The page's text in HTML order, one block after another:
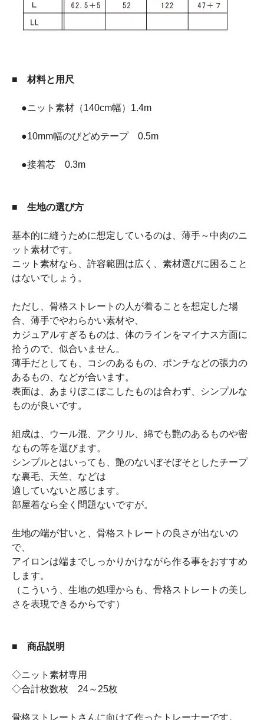
■ 材料と用尺
●ニット素材（140cm幅）1.4m
●10mm幅のびどめテープ 0.5m
●接着芯 0.3m
■ 生地の選び方
基本的に縫うために想定しているのは、薄手～中肉のニ
ット素材です。
ニット素材なら、許容範囲は広く、素材選びに困ること
はないでしょう。
ただし、骨格ストレートの人が着ることを想定した場
合、薄手でやわらかい素材や、
カジュアルすぎるものは、体のラインをマイナス方面に
拾うので、似合いません。
薄手だとしても、コシのあるもの、ポンチなどの張力の
あるもの、などが合います。
表面は、あまりぼこぼこしたものは合わず、シンプルな
ものが良いです。
組成は、ウール混、アクリル、綿でも艶のあるものや密
なもの等を選びます。
シンプルとはいっても、艶のないぼそぼそとしたチープ
な裏毛、天竺、などは
適していないと感じます。
部屋着なら全く問題ないですが。
生地の端が甘いと、骨格ストレートの良さが出ないの
で、
アイロンは端までしっかりかけながら作る事をおすすめ
します。
（こういう、生地の処理からも、骨格ストレートの美し
さを表現できるからです）
■ 商品説明
◇ニット素材専用
◇合計枚数枚 24～25枚
骨格ストレートさんに向けて作ったトレーナーです。